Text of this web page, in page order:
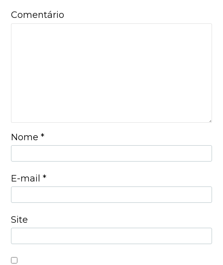
Comentário
Nome*
E-mail*
Site